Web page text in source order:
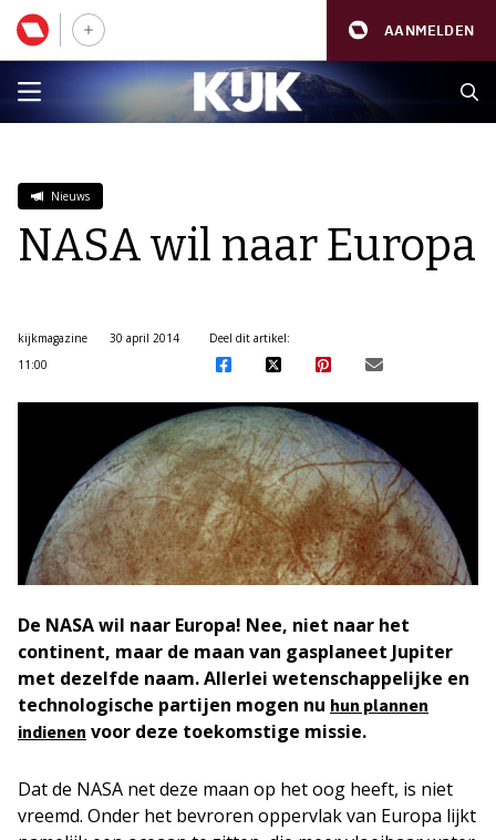
AANMELDEN
Nieuws
NASA wil naar Europa
kijkmagazine
30 april 2014
11:00
Deel dit artikel:
De NASA wil naar Europa! Nee, niet naar het
continent, maar de maan van gasplaneet Jupiter
met dezelfde naam. Allerlei wetenschappelijke en
technologische partijen mogen nu hun plannen
indienen voor deze toekomstige missie.
Dat de NASA net deze maan op het oog heeft, is niet
vreemd. Onder het bevroren oppervlak van Europa lijkt